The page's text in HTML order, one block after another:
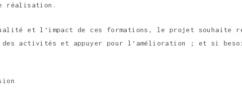
réalisation.
et l’impact de ces formations, le projet souhaite
activités et appuyer pour l’amélioration ; et si